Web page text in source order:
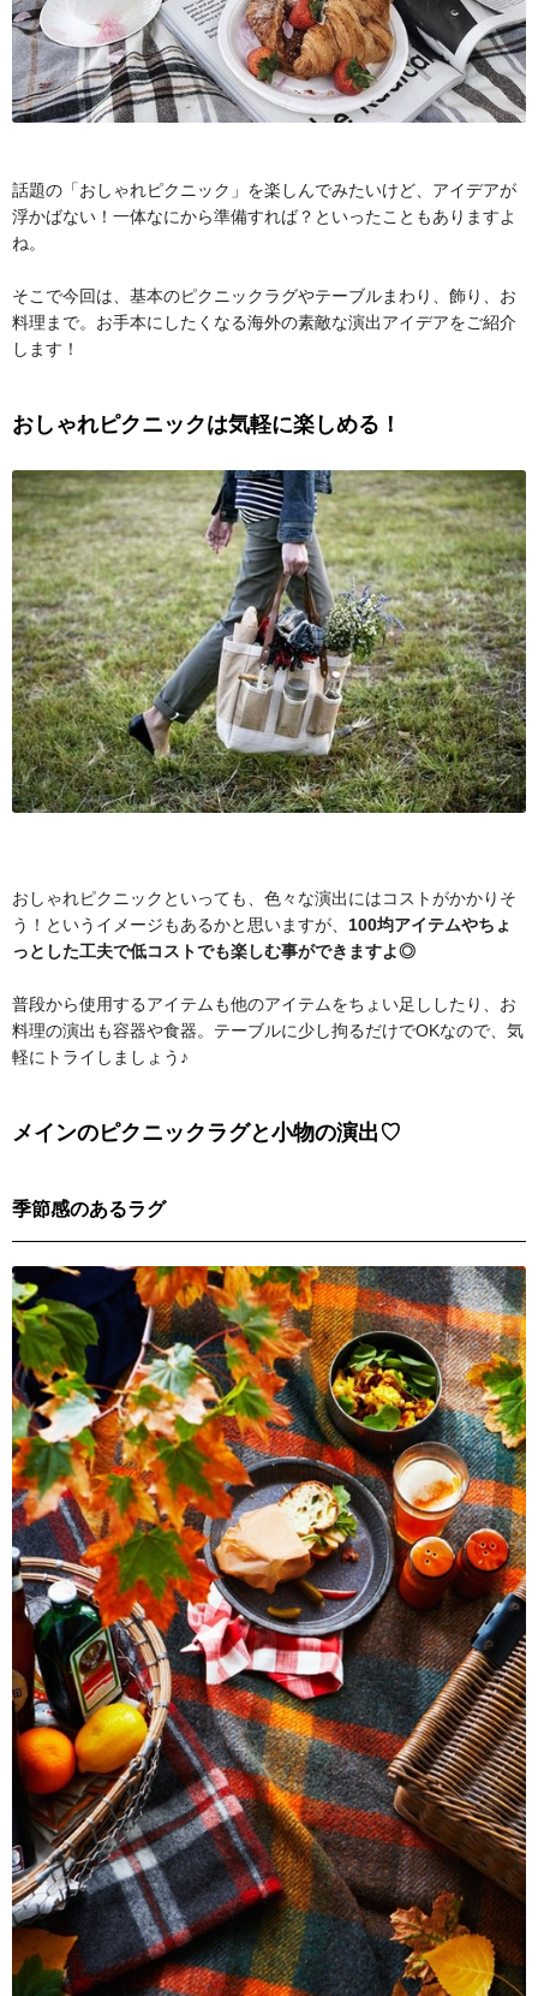
話題の「おしゃれピクニック」を楽しんでみたいけど、アイデアが
浮かばない！一体なにから準備すれば？といったこともありますよ
ね。
そこで今回は、基本のピクニックラグやテーブルまわり、飾り、お
料理まで。お手本にしたくなる海外の素敵な演出アイデアをご紹介
します！
おしゃれピクニックは気軽に楽しめる！
おしゃれピクニックといっても、色々な演出にはコストがかかりそ
う！というイメージもあるかと思いますが、 100均アイテムやちょ
っとした工夫で低コストでも楽しむ事ができますよ◎
普段から使用するアイテムも他のアイテムをちょい足ししたり、お
料理の演出も容器や食器。テーブルに少し拘るだけでOKなので、気
軽にトライしましょう♪
メインのピクニックラグと小物の演出♡
季節感のあるラグ